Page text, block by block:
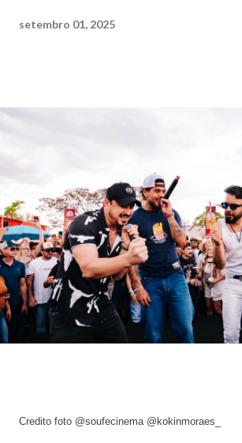
setembro 01, 2025
Credito foto @soufecinema @kokinmoraes_